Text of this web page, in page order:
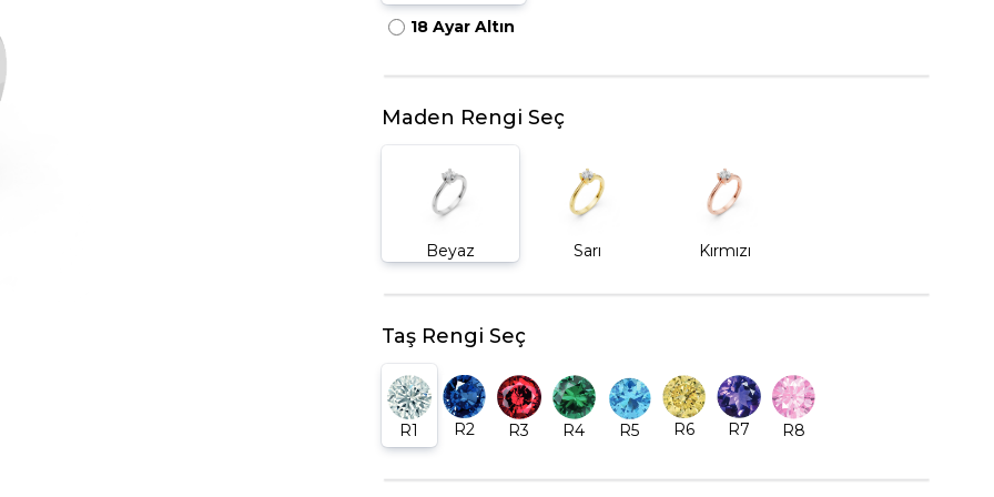
18 Ayar Altın
Maden Rengi Seç
Beyaz Sarı Kırmızı
Taş Rengi Seç
R1 R2 R3 R4 R5 R6 R7 R8